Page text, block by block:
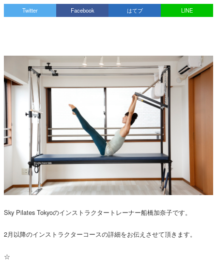
Twitter
Facebook はてブ LINE
Sky Pilates Tokyoのインストラクタートレーナー船橋加奈子です。
2月以降のインストラクターコースの詳細をお伝えさせて頂きます。
☆